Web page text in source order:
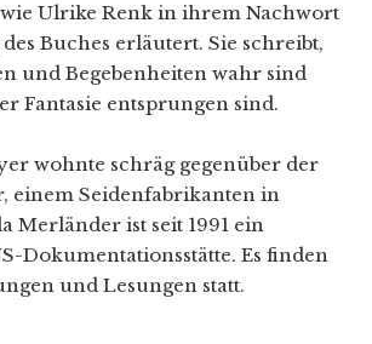
Ulrike Renk in ihrem Nachwort
Buches erläutert. Sie schreibt,
und Begebenheiten wahr sind
Fantasie entsprungen sind.
wohnte schräg gegenüber der
einem Seidenfabrikanten in
Merländer ist seit 1991 ein
Dokumentationsstätte. Es finden
und Lesungen statt.